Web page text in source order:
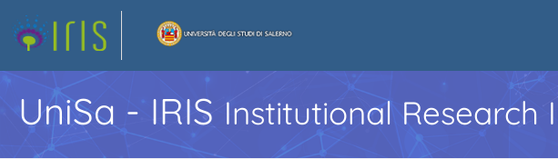
UniSa - IRIS Institutional Research